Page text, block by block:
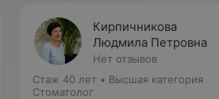
Кирпичникова
Людмила Петровна
Нет отзывов
Стаж 40 лет • Высшая категория
Стоматолог